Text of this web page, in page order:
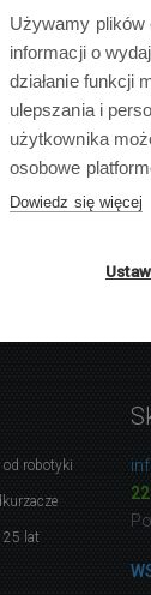
robotyki
25 lat
Używamy plików
informacji o
działanie funkcji
ulepszania i
użytkownika
osobowe
Dowiedz się więcej